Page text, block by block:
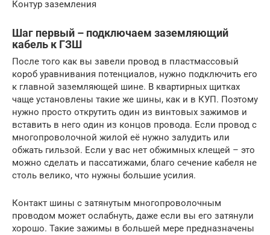
Контур заземления
Шаг первый – подключаем заземляющий
кабель к ГЗШ
После того как вы завели провод в пластмассовый
короб уравнивания потенциалов, нужно подключить его
к главной заземляющей шине. В квартирных щитках
чаще установлены такие же шины, как и в КУП. Поэтому
нужно просто открутить один из винтовых зажимов и
вставить в него один из концов провода. Если провод с
многопроволочной жилой её нужно залудить или
обжать гильзой. Если у вас нет обжимных клещей – это
можно сделать и пассатижами, благо сечение кабеля не
столь велико, что нужны большие усилия.
Контакт шины с затянутым многопроволочным
проводом может ослабнуть, даже если вы его затянули
хорошо. Такие зажимы в большей мере предназначены